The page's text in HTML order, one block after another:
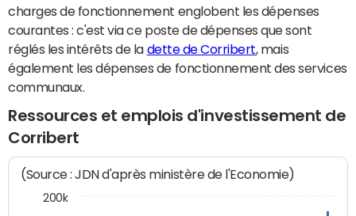
charges de fonctionnement englobent les dépenses
courantes : c'est via ce poste de dépenses que sont
réglés les intérêts de la dette de Corribert, mais
également les dépenses de fonctionnement des services
communaux.
Ressources et emplois d'investissement de
Corribert
(Source : JDN d'après ministère de l'Economie)
200k